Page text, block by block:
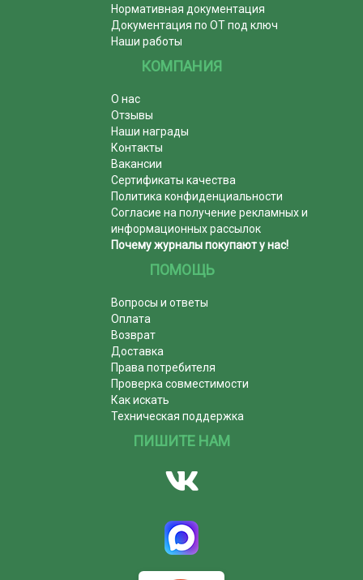
Нормативная документация
Документация по ОТ под ключ
Наши работы
КОМПАНИЯ
О нас
Отзывы
Наши награды
Контакты
Вакансии
Сертификаты качества
Политика конфиденциальности
Согласие на получение рекламных и
информационных рассылок
Почему журналы покупают у нас!
ПОМОЩЬ
Вопросы и ответы
Оплата
Возврат
Доставка
Права потребителя
Проверка совместимости
Как искать
Техническая поддержка
ПИШИТЕ НАМ